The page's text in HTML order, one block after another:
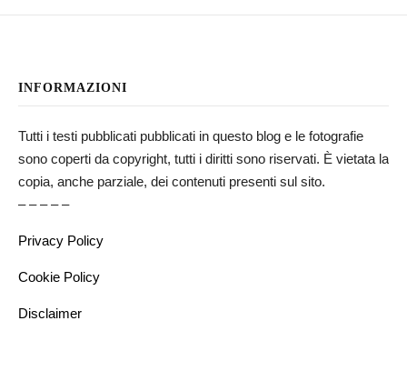
INFORMAZIONI
Tutti i testi pubblicati pubblicati in questo blog e le fotografie
sono coperti da copyright, tutti i diritti sono riservati. È vietata la
copia, anche parziale, dei contenuti presenti sul sito.
– – – – –
Privacy Policy
Cookie Policy
Disclaimer